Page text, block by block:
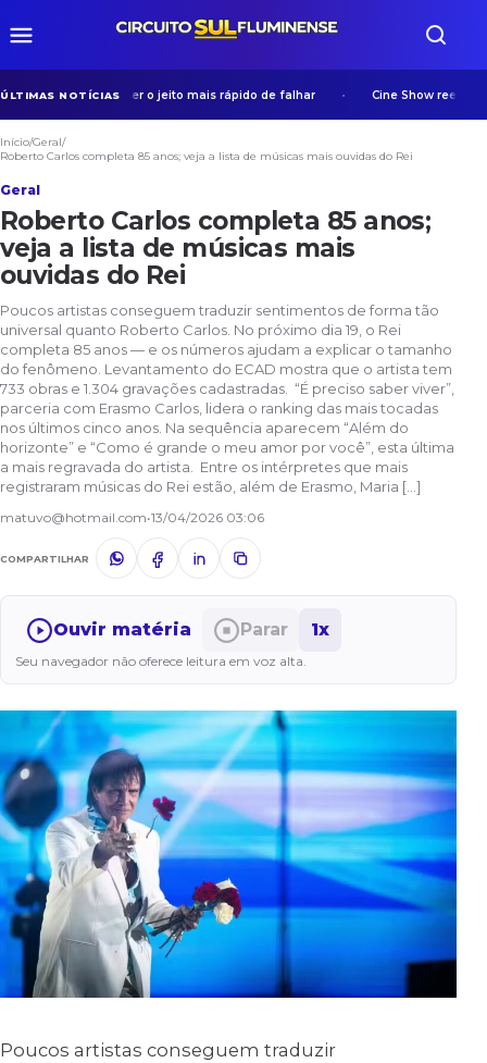
ÚLTIMAS NOTÍCIAS
uma vez pode ser o jeito mais rápido de falhar Cine Show reexibe
Início/Geral/
Roberto Carlos completa 85 anos; veja a lista de músicas mais ouvidas do Rei
Geral
Roberto Carlos completa 85 anos;
veja a lista de músicas mais
ouvidas do Rei
Poucos artistas conseguem traduzir sentimentos de forma tão
universal quanto Roberto Carlos. No próximo dia 19, o Rei
completa 85 anos — e os números ajudam a explicar o tamanho
do fenômeno. Levantamento do ECAD mostra que o artista tem
733 obras e 1.304 gravações cadastradas. “É preciso saber viver”,
parceria com Erasmo Carlos, lidera o ranking das mais tocadas
nos últimos cinco anos. Na sequência aparecem “Além do
horizonte” e “Como é grande o meu amor por você”, esta última
a mais regravada do artista. Entre os intérpretes que mais
registraram músicas do Rei estão, além de Erasmo, Maria […]
matuvo@hotmail.com•13/04/2026 03:06
COMPARTILHAR
Ouvir matéria Parar 1x
Seu navegador não oferece leitura em voz alta.
Poucos artistas conseguem traduzir